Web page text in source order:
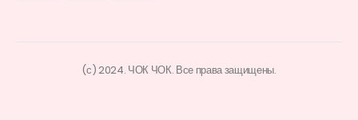
(с) 2024. ЧОК ЧОК. Все права защищены.